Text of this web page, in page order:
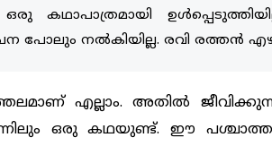
കഥാപാത്രമായി
പോലും നല്‍കിയില്ല. രവി രത്തൻ
എല്ലാം. അതില്‍
ഒരു കഥയുണ്ട്. ഈ